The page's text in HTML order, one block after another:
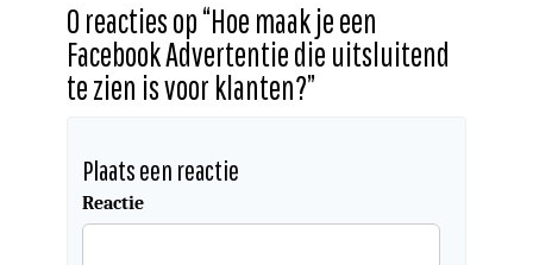
0 reacties op “Hoe maak je een
Facebook Advertentie die uitsluitend
te zien is voor klanten?”
Plaats een reactie
Reactie